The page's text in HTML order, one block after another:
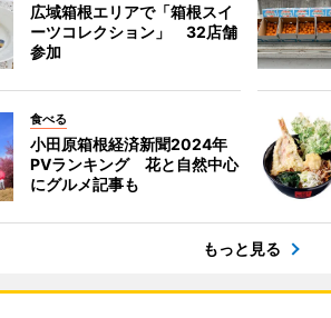
広域箱根エリアで「箱根スイ
ーツコレクション」 32店舗
参加
食べる
小田原箱根経済新聞2024年
PVランキング 花と自然中心
にグルメ記事も
もっと見る